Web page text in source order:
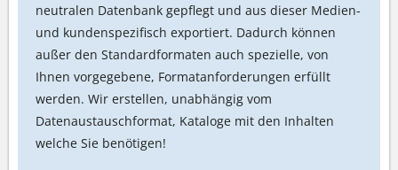
neutralen Datenbank gepflegt und aus dieser Medien-
und kundenspezifisch exportiert. Dadurch können
außer den Standardformaten auch spezielle, von
Ihnen vorgegebene, Formatanforderungen erfüllt
werden. Wir erstellen, unabhängig vom
Datenaustauschformat, Kataloge mit den Inhalten
welche Sie benötigen!